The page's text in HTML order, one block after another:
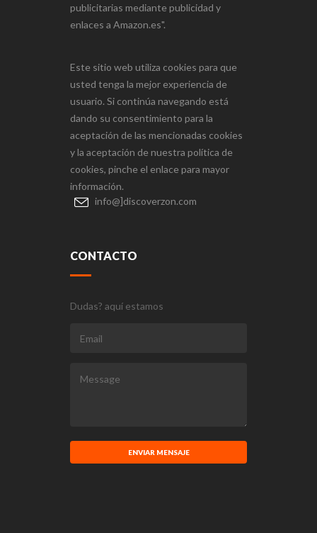
publicitarias mediante publicidad y
enlaces a Amazon.es".
Este sitio web utiliza cookies para que
usted tenga la mejor experiencia de
usuario. Si continúa navegando está
dando su consentimiento para la
aceptación de las mencionadas cookies
y la aceptación de nuestra política de
cookies, pinche el enlace para mayor
información.
info@]discoverzon.com
CONTACTO
Dudas? aquí estamos
ENVIAR MENSAJE